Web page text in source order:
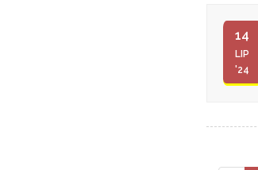
14
LIP
'24